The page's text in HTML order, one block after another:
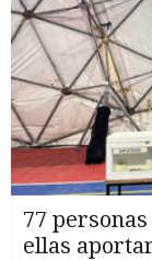
77
ellas